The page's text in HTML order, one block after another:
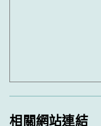
相關網站連結